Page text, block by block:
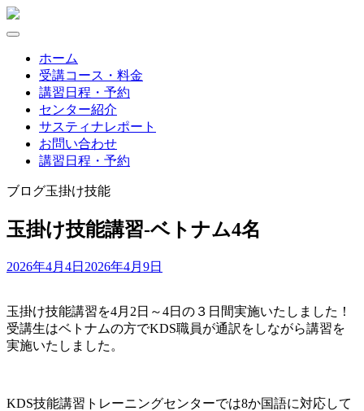
Skip
ホーム
受講コース・料金
講習日程・予約
センター紹介
サスティナレポート
お問い合わせ
講習日程・予約
ブログ玉掛け技能
玉掛け技能講習-ベトナム4名
2026年4月4日 2026年4月9日
玉掛け技能講習を4月2日～4日の３日間実施いたしました！
受講生はベトナムの方でKDS職員が通訳をしながら講習を
実施いたしました。
KDS技能講習トレーニングセンターでは8か国語に対応して